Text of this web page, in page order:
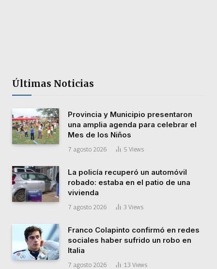
Últimas Noticias
Provincia y Municipio presentaron
una amplia agenda para celebrar el
Mes de los Niños
7 agosto 2026 5 Views
La policía recuperó un automóvil
robado: estaba en el patio de una
vivienda
7 agosto 2026 3 Views
Franco Colapinto confirmó en redes
sociales haber sufrido un robo en
Italia
7 agosto 2026 13 Views